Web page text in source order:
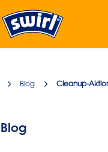
Blog Cleanup-
Blog